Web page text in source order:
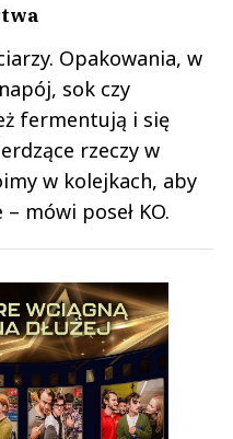
Opakowania, w
sok czy
fermentują i się
rzeczy w
w kolejkach, aby
mówi poseł KO.